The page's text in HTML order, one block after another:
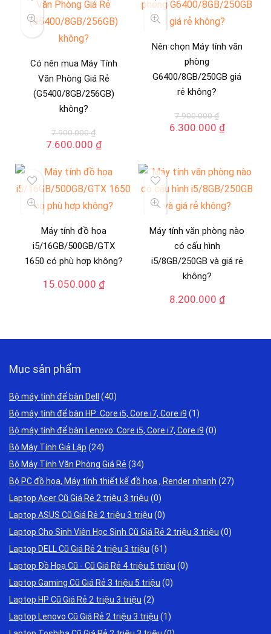
Có nên mua Máy Tính
Văn Phòng Giá Rẻ
(G5400/8GB/256GB)
không?
7.900.000₫
Giá
là:
7.900.000 ₫.
7.600.000 ₫Giá
tại
là:
7.600.000 ₫.
Nên chọn Máy tính văn
phòng
G6400/8GB/250GB giá
rẻ không?
7.900.000₫
Giá
6.300.000 ₫Giá
Máy tính đồ họa
i5/16GB/500GB/GTX
1650 có phù hợp không?
15.050.000 ₫
Máy tính văn phòng nào
có cấu hình
i5/8GB/250GB và giá rẻ
không?
8.200.000 ₫
Mục sản phẩm
Bộ máy tính để bàn Dell
(40)
Bộ máy tính để bàn HP: Core i5, Core i7, Core i9 (1)
Bộ máy tính để bàn Lenovo: Core i5, Core i7, Core i9 (0)
Bộ Máy Tính Giả Lập (24)
Bộ Máy Tính Văn Phòng Giá Rẻ (34)
Bộ PC đồ họa, Máy tính thiết kế đồ họa , Render nhanh (27)
Laptop Acer Cũ Giá Rẻ 2 triệu 3 triệu (0)
Laptop ASUS Cũ Giá Rẻ 2 triệu 3 triệu (0)
Laptop Cho Sinh Viên Học Sinh Cũ Giá Rẻ 2 triệu 3 triệu (0)
Laptop DELL Cũ Giá Rẻ 2 triệu 3 triệu (61)
Laptop Đồ Hoạ Cũ - Cũ Giá Rẻ 4 triệu 5 triệu (0)
Laptop Gaming Cũ Giá Rẻ 3 triệu 5 triệu (0)
Laptop HP Cũ Giá Rẻ 2 triệu 3 triệu (2)
Laptop Lenovo Cũ Giá Rẻ 2 triệu 3 triệu (1)